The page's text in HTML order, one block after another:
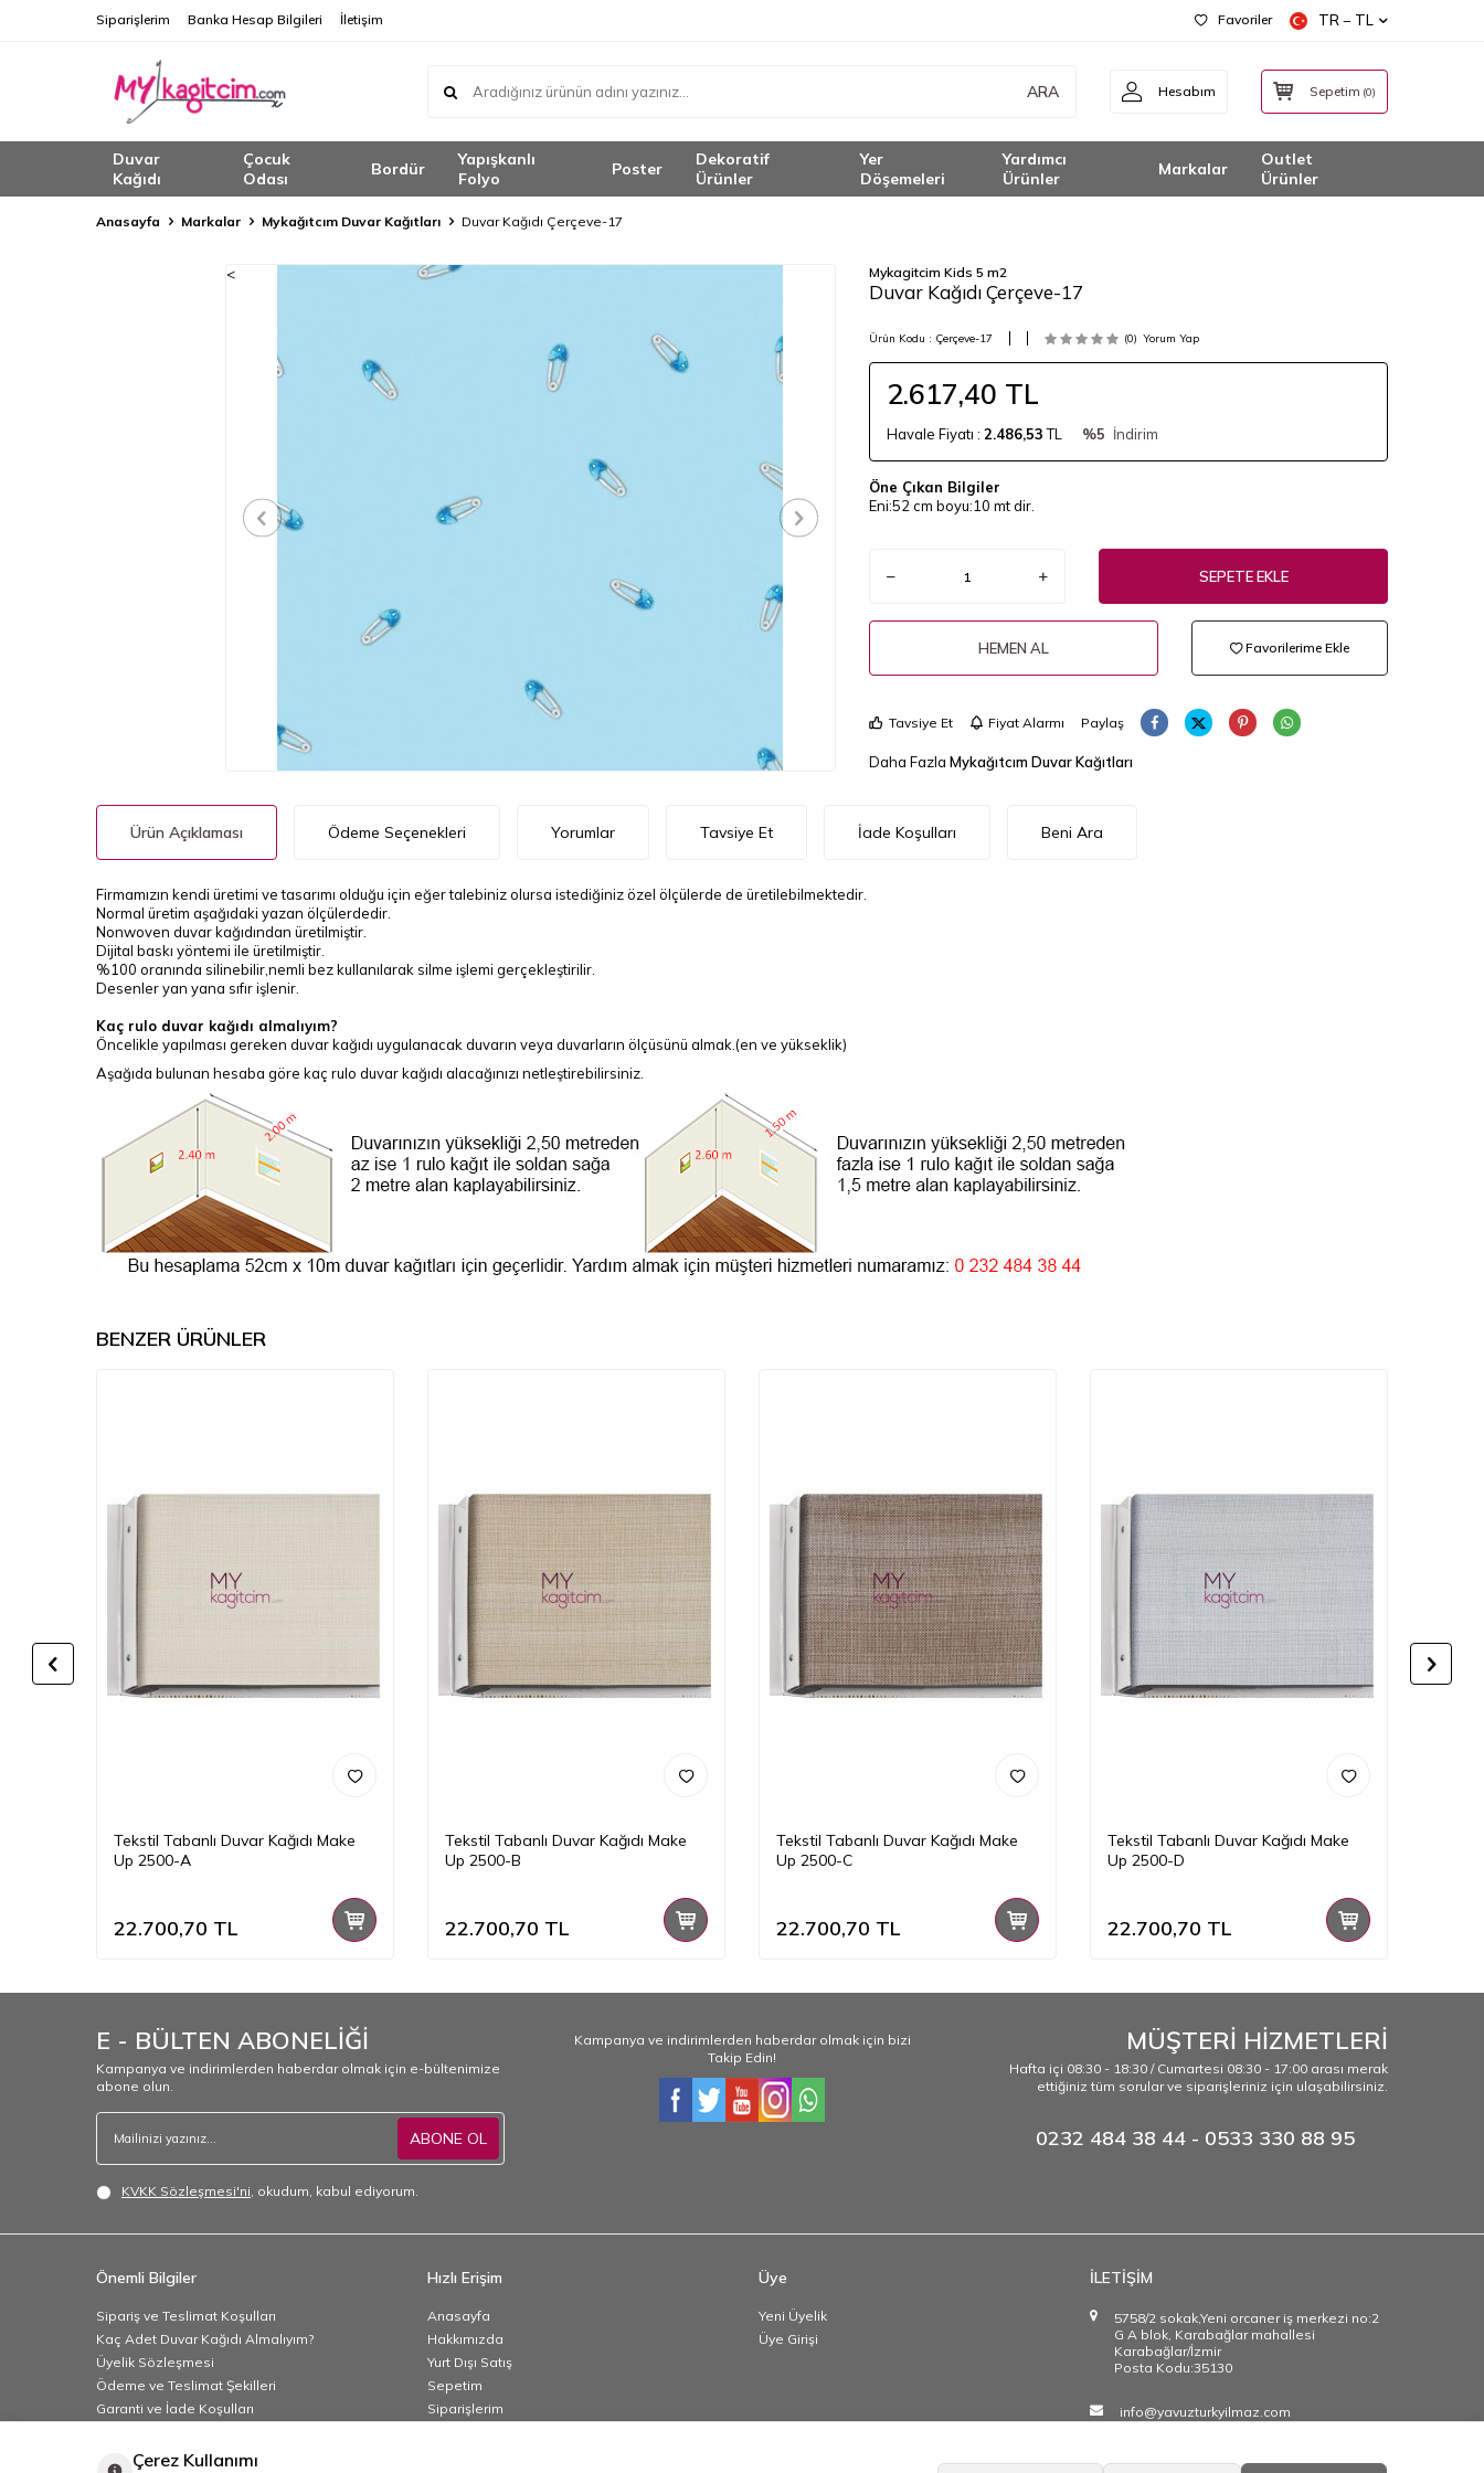
Siparişlerim Banka Hesap Bilgileri İletişim Favoriler TR − TL
ARA Hesabım Sepetim (0)
Duvar
Kağıdı
Çocuk
Odası
Bordür
Yapışkanlı
Folyo
Poster
Dekoratif
Ürünler
Yer
Döşemeleri
Yardımcı
Ürünler
Markalar
Outlet
Ürünler
Anasayfa Markalar Mykağıtcım Duvar Kağıtları Duvar Kağıdı Çerçeve-17
< Mykagitcim Kids 5 m2
Duvar Kağıdı Çerçeve-17
Ürün Kodu : Çerçeve-17 (0) Yorum Yap
2.617,40 TL
Havale Fiyatı : 2.486,53TL %5 İndirim
Öne Çıkan Bilgiler
Eni:52 cm boyu:10 mt dir.
SEPETE EKLE
HEMEN AL Favorilerime Ekle
Tavsiye Et Fiyat Alarmı Paylaş
Daha Fazla Mykağıtcım Duvar Kağıtları
Ürün Açıklaması Ödeme Seçenekleri Yorumlar Tavsiye Et İade Koşulları Beni Ara
Firmamızın kendi üretimi ve tasarımı olduğu için eğer talebiniz olursa istediğiniz özel ölçülerde de üretilebilmektedir.
Normal üretim aşağıdaki yazan ölçülerdedir.
Nonwoven duvar kağıdından üretilmiştir.
Dijital baskı yöntemi ile üretilmiştir.
%100 oranında silinebilir,nemli bez kullanılarak silme işlemi gerçekleştirilir.
Desenler yan yana sıfır işlenir.
Kaç rulo duvar kağıdı almalıyım?
Öncelikle yapılması gereken duvar kağıdı uygulanacak duvarın veya duvarların ölçüsünü almak.(en ve yükseklik)
Aşağıda bulunan hesaba göre kaç rulo duvar kağıdı alacağınızı netleştirebilirsiniz.
BENZER ÜRÜNLER
Tekstil Tabanlı Duvar Kağıdı Make
Up 2500-A
22.700,70 TL
Tekstil Tabanlı Duvar Kağıdı Make
Up 2500-B
22.700,70 TL
Tekstil Tabanlı Duvar Kağıdı Make
Up 2500-C
22.700,70 TL
Tekstil Tabanlı Duvar Kağıdı Make
Up 2500-D
22.700,70 TL
E - BÜLTEN ABONELİĞİ
Kampanya ve indirimlerden haberdar olmak için e-bültenimize
abone olun.
ABONE OL
KVKK Sözleşmesi'ni , okudum, kabul ediyorum.
Kampanya ve indirimlerden haberdar olmak için bizi
Takip Edin!
MÜŞTERİ HİZMETLERİ
Hafta içi 08:30 - 18:30 / Cumartesi 08:30 - 17:00 arası merak
ettiğiniz tüm sorular ve siparişleriniz için ulaşabilirsiniz.
0232 484 38 44 - 0533 330 88 95
Önemli Bilgiler
Sipariş ve Teslimat Koşulları
Kaç Adet Duvar Kağıdı Almalıyım?
Üyelik Sözleşmesi
Ödeme ve Teslimat Şekilleri
Garanti ve İade Koşulları
Satış Sözleşmesi
Hızlı Erişim
Anasayfa
Hakkımızda
Yurt Dışı Satış
Sepetim
Siparişlerim
Üye
Yeni Üyelik
Üye Girişi
İLETİŞİM
5758/2 sokak,Yeni orcaner iş merkezi no:2
G A blok, Karabağlar mahallesi
Karabağlar/İzmir
Posta Kodu:35130
info@yavuzturkyilmaz.com
Çerez Kullanımı